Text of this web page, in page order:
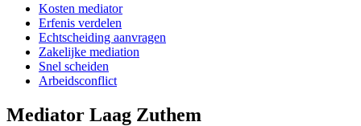
Kosten mediator
Erfenis verdelen
Echtscheiding aanvragen
Zakelijke mediation
Snel scheiden
Arbeidsconflict
Mediator Laag Zuthem